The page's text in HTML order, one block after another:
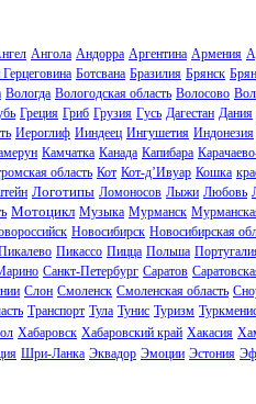
Ангола Андорра Аргентина Армения
Ботсвана Бразилия Брянск
Вологда Вологодская область Волосово
Греция Гриб Грузия Гусь Дагестан Дания
Иероглиф Ииндеец Ингушетия Индонезия
Камчатка Канада Капибара
область Кот Кот-д’Ивуар Кошка
Логотипы Ломоносов Лыжи Любовь
Мотоцикл Музыка Мурманск
Новосибирск Новосибирская
Пикассо Пицца Польша
Санкт-Петербург Саратов
Слон Смоленск Смоленская область
Транспорт Тула Тунис Туризм
Хабаровск Хабаровский край Хакасия
Шри-Ланка Эквадор Эмоции Эстония